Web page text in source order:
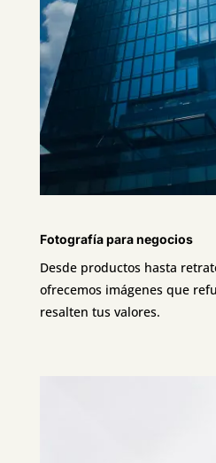
Fotografía para negocios
Desde productos hasta
ofrecemos imágenes que
resalten tus valores.